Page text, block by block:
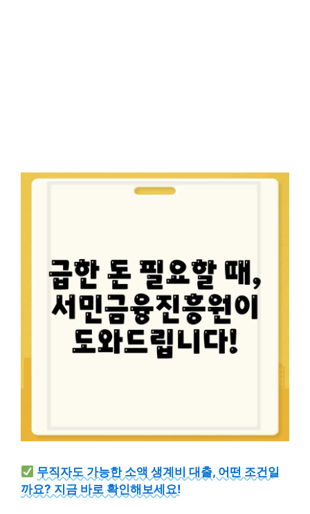
무직자도 가능한 소액 생계비 대출, 어떤 조건일
까요? 지금 바로 확인해보세요!